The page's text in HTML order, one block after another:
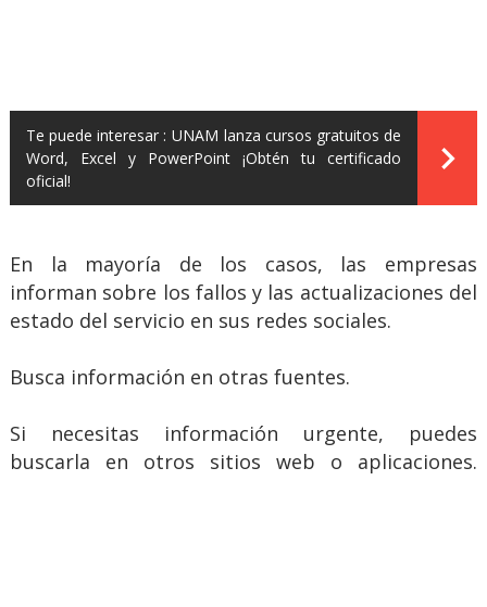
Te puede interesar : UNAM lanza cursos gratuitos de
Word, Excel y PowerPoint ¡Obtén tu certificado
oficial!
En la mayoría de los casos, las empresas
informan sobre los fallos y las actualizaciones del
estado del servicio en sus redes sociales.
Busca información en otras fuentes.
Si necesitas información urgente, puedes
buscarla en otros sitios web o aplicaciones.